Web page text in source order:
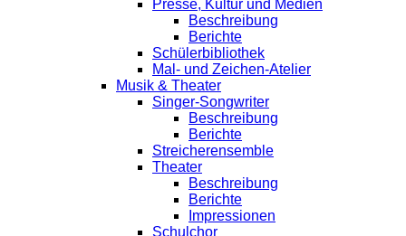
Presse, Kultur und Medien
Beschreibung
Berichte
Schülerbibliothek
Mal- und Zeichen-Atelier
Musik & Theater
Singer-Songwriter
Beschreibung
Berichte
Streicherensemble
Theater
Beschreibung
Berichte
Impressionen
Schulchor